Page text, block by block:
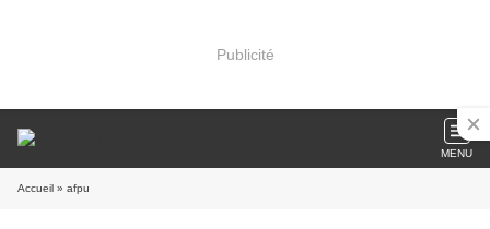
Publicité
MENU
Accueil » afpu